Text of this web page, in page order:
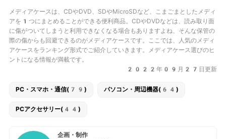
メディアケースは、CDやDVD、SDやMicroSDなど、こまごまとしたメディ
アを1つにまとめることができる便利商品。CDやDVDなどは、読み取り面
に傷がついてしまうと利用できなくなる場合もありますよね、そんな保管の
際の傷からも回避できるのがメディアケースです。ここでは、人気のメディ
アケースをランキング形式でご紹介していきます。メディアケース選びのヒ
ントになる情報が満載です。
2022年09月27日更新
PC・スマホ・通信(79) パソコン・周辺機器(64)
PCアクセサリー(44)
企画・制作